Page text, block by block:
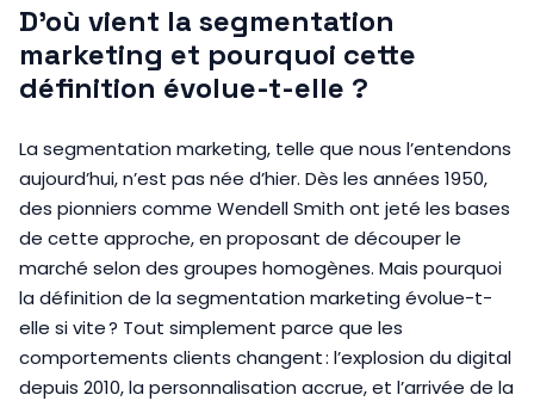
D’où vient la segmentation
marketing et pourquoi cette
définition évolue-t-elle ?
La segmentation marketing, telle que nous l’entendons
aujourd’hui, n’est pas née d’hier. Dès les années 1950,
des pionniers comme Wendell Smith ont jeté les bases
de cette approche, en proposant de découper le
marché selon des groupes homogènes. Mais pourquoi
la définition de la segmentation marketing évolue-t-
elle si vite ? Tout simplement parce que les
comportements clients changent : l’explosion du digital
depuis 2010, la personnalisation accrue, et l’arrivée de la